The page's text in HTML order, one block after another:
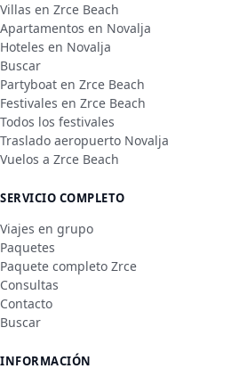
Villas en Zrce Beach
Apartamentos en Novalja
Hoteles en Novalja
Buscar
Partyboat en Zrce Beach
Festivales en Zrce Beach
Todos los festivales
Traslado aeropuerto Novalja
Vuelos a Zrce Beach
SERVICIO COMPLETO
Viajes en grupo
Paquetes
Paquete completo Zrce
Consultas
Contacto
Buscar
INFORMACIÓN